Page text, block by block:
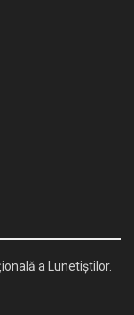
a Lunetiștilor.